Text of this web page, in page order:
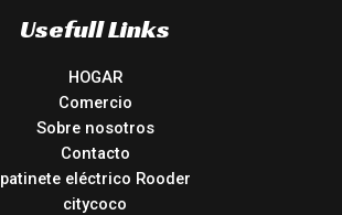
Usefull Links
HOGAR
Comercio
Sobre nosotros
Contacto
patinete eléctrico Rooder
citycoco